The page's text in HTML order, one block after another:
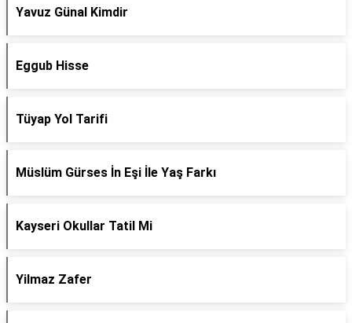
Yavuz Günal Kimdir
Eggub Hisse
Tüyap Yol Tarifi
Müslüm Gürses İn Eşi İle Yaş Farkı
Kayseri Okullar Tatil Mi
Yilmaz Zafer